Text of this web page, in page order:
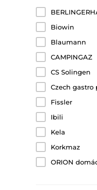
Biowin
Blaumann
CAMPINGAZ
CS Solingen
Czech gastro
Fissler
Ibili
Kela
Korkmaz
ORION